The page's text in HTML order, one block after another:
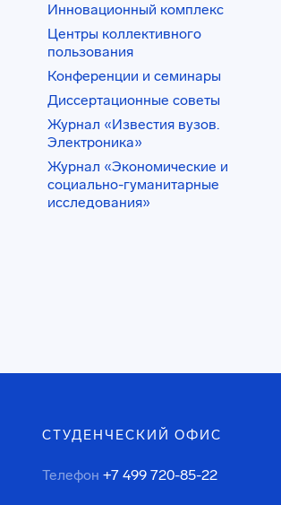
Инновационный комплекс
Центры коллективного
пользования
Конференции и семинары
Диссертационные советы
Журнал «Известия вузов.
Электроника»
Журнал «Экономические и
социально-гуманитарные
исследования»
СТУДЕНЧЕСКИЙ ОФИС
Телефон +7 499 720-85-22